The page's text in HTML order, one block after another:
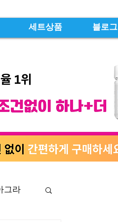
세트상품 블로그
그라